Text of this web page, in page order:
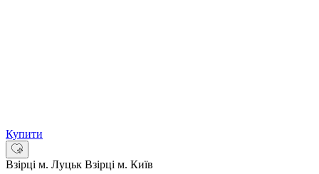
Купити
Взірці м. Луцьк Взірці м. Київ